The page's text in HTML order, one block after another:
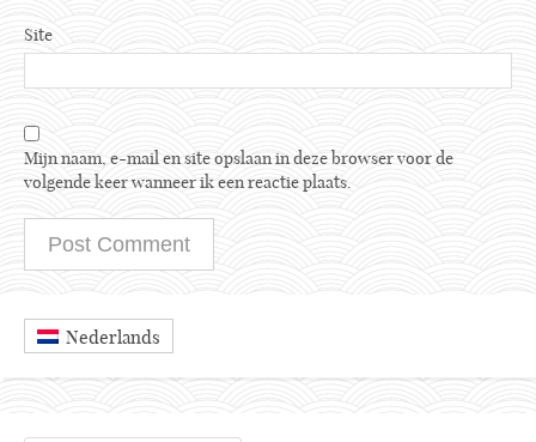
Site
Mijn naam, e-mail en site opslaan in deze browser voor de
volgende keer wanneer ik een reactie plaats.
Nederlands